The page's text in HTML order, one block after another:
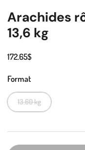
Arachides
13,6 kg
172.65$
Format
13.60 kg